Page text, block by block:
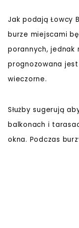
Jak podają Łowcy
burze miejscami
porannych, jednak
prognozowana
wieczorne.
Służby sugerują
balkonach i
okna. Podczas